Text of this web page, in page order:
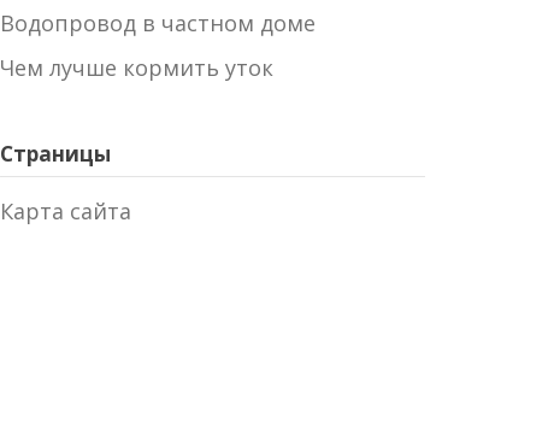
Водопровод в частном доме
Чем лучше кормить уток
Страницы
Карта сайта